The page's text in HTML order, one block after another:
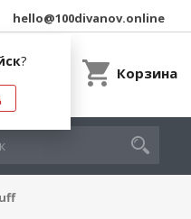
?
hello@100divanov.online
Корзина